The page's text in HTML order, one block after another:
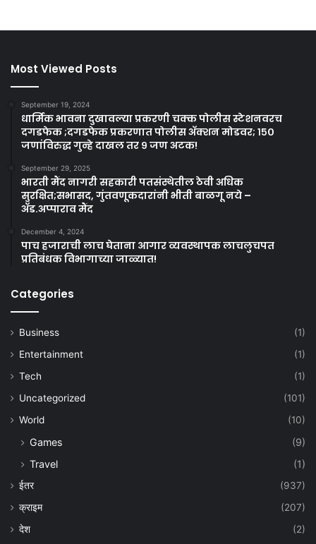
Most Viewed Posts
September 19, 2024
धार्मिक भावना दुखावल्या प्रकरणी चक्क पोलीस स्टेशनवरच
दगडफेक ;दगडफेक प्रकरणात पोलीस अ‍ॅक्शन मोडवर; १५०
जणांविरुद्ध गुन्हे दाखल तर ९ जण अटक!
September 29, 2025
भारती मैंद नागरी सहकारी पतसंस्थेतील ठेवी अधिक
सुरक्षित;सभासद, गुंतवणूकदारांनी भीती बाळगू नये –
ॲड.अप्पाराव मैंद
December 4, 2024
पाच हजाराची लाच घेताना आगार व्यवस्थापक लाचलुचपत
प्रतिबंधक विभागाच्या जाळ्यात!
Categories
Business
(1)
Entertainment
(1)
Tech
(1)
Uncategorized
(101)
World
(10)
Games
(9)
Travel
(1)
ईतर
(937)
क्राइम
(207)
देश
(2)